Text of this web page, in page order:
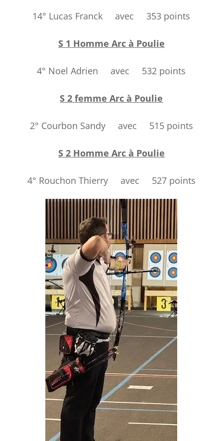
14° Lucas Franck avec 353 points
S 1 Homme Arc à Poulie
4° Noel Adrien avec 532 points
S 2 femme Arc à Poulie
2° Courbon Sandy avec 515 points
S 2 Homme Arc à Poulie
4° Rouchon Thierry avec 527 points